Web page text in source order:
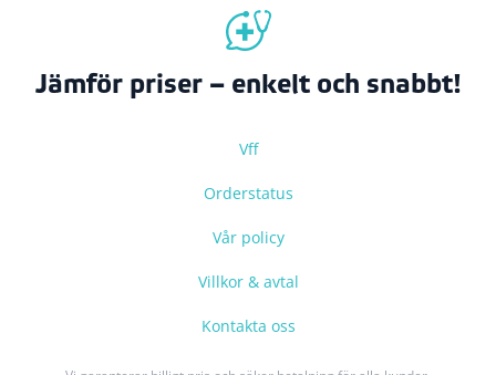
Jämför priser – enkelt och snabbt!
Vff
Orderstatus
Vår policy
Villkor & avtal
Kontakta oss